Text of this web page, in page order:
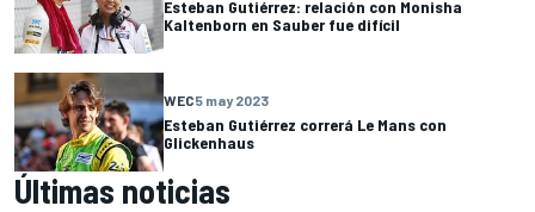
Esteban Gutiérrez: relación con Monisha
Kaltenborn en Sauber fue difícil
WEC5 may 2023
Esteban Gutiérrez correrá Le Mans con
Glickenhaus
Últimas noticias